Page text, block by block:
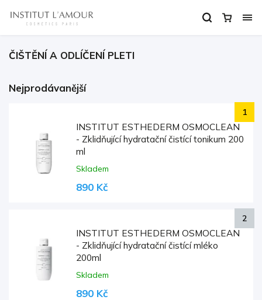
ČIŠTĚNÍ A ODLÍČENÍ PLETI
Nejprodávanější
INSTITUT ESTHEDERM OSMOCLEAN
- Zklidňující hydratační čistící tonikum 200
ml
Skladem
890 Kč
INSTITUT ESTHEDERM OSMOCLEAN
- Zklidňující hydratační čistící mléko
200ml
Skladem
890 Kč